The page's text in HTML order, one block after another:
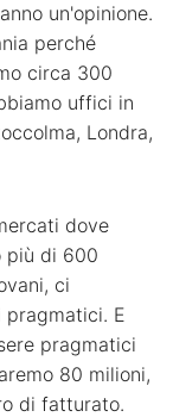
un'opinione.
perché
circa 300
uffici in
Londra,
dove
più di 600
ci
pragmatici. E
pragmatici
80 milioni,
di fatturato.